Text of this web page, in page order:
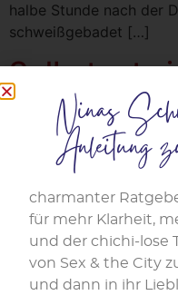
halbe Stunde nach der
schweißgebadet […]
selbst
Schlüssel
sinnvollen
Ninas
Anleitung
charmanter
für mehr Klarheit,
und der chichi-lose
von Sex & the City
und dann in ihr